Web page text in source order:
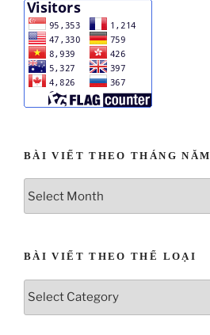
BÀI VIẾT THEO THÁNG NĂM
BÀI VIẾT THEO THỂ LOẠI